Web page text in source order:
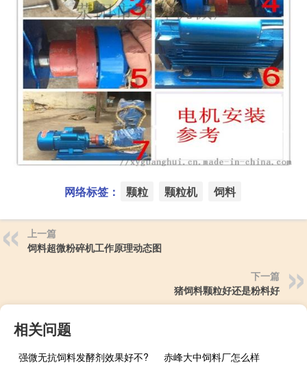
网络标签： 颗粒 颗粒机 饲料
上一篇
饲料超微粉碎机工作原理动态图
下一篇
猪饲料颗粒好还是粉料好
相关问题
强微无抗饲料发酵剂效果好不?
赤峰大中饲料厂怎么样